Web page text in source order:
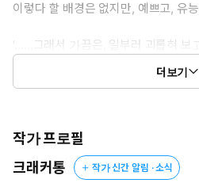
이렇다 할 배경은 없지만, 예쁘고, 유
‘……그래서 가끔은, 일부러 괴롭혀 보
유건은 언젠가 그녀를 상상하며 달랬
“몸만 섞는 관계, 그 이상은 될 수 없어
“……!”
더보기
작가 프로필
크래커통
작가 신간 알림 · 소식